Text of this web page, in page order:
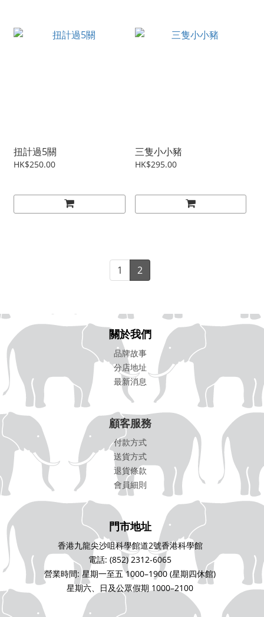
扭計過5關
HK$250.00
三隻小小豬
HK$295.00
1 2
關於我們
品牌故事
分店地址
最新消息
顧客服務
付款方式
送貨方式
退貨條款
會員細則
門市地址
香港九龍尖沙咀科學館道2號香港科學館
電話: (852) 2312-6065
營業時間: 星期一至五 1000–1900 (星期四休館)
星期六、日及公眾假期 1000–2100